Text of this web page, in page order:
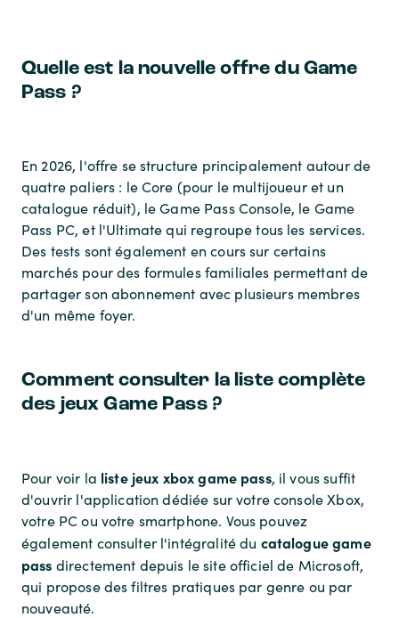
Quelle est la nouvelle offre du Game
Pass ?
En 2026, l'offre se structure principalement autour de
quatre paliers : le Core (pour le multijoueur et un
catalogue réduit), le Game Pass Console, le Game
Pass PC, et l'Ultimate qui regroupe tous les services.
Des tests sont également en cours sur certains
marchés pour des formules familiales permettant de
partager son abonnement avec plusieurs membres
d'un même foyer.
Comment consulter la liste complète
des jeux Game Pass ?
Pour voir la liste jeux xbox game pass, il vous suffit
d'ouvrir l'application dédiée sur votre console Xbox,
votre PC ou votre smartphone. Vous pouvez
également consulter l'intégralité du catalogue game
pass directement depuis le site officiel de Microsoft,
qui propose des filtres pratiques par genre ou par
nouveauté.